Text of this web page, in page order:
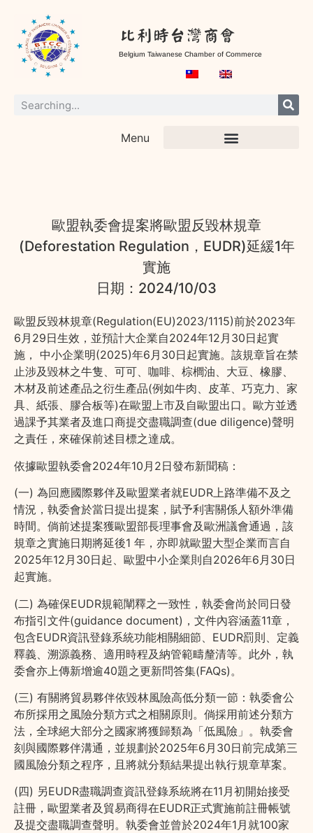
比利時台灣商會
Belgium Taiwanese Chamber of Commerce
Menu
歐盟執委會提案將歐盟反毀林規章
(Deforestation Regulation，EUDR)延緩1年
實施
日期：2024/10/03
歐盟反毀林規章(Regulation(EU)2023/1115)前於2023年
6月29日生效，並預計大企業自2024年12月30日起實
施， 中小企業明(2025)年6月30日起實施。該規章旨在禁
止涉及毀林之牛隻、可可、咖啡、棕櫚油、大豆、橡膠、
木材及前述產品之衍生產品(例如牛肉、皮革、巧克力、家
具、紙張、膠合板等)在歐盟上市及自歐盟出口。歐方並透
過課予其業者及進口商提交盡職調查(due diligence)聲明
之責任，來確保前述目標之達成。
依據歐盟執委會2024年10月2日發布新聞稿：
(一) 為回應國際夥伴及歐盟業者就EUDR上路準備不及之
情況，執委會於當日提出提案，賦予利害關係人額外準備
時間。倘前述提案獲歐盟部長理事會及歐洲議會通過，該
規章之實施日期將延後1 年，亦即就歐盟大型企業而言自
2025年12月30日起、歐盟中小企業則自2026年6月30日
起實施。
(二) 為確保EUDR規範闡釋之一致性，執委會尚於同日發
布指引文件(guidance document)，文件內容涵蓋11章，
包含EUDR資訊登錄系統功能相關細節、EUDR罰則、定義
釋義、溯源義務、適用時程及納管範疇釐清等。此外，執
委會亦上傳新增逾40題之更新問答集(FAQs)。
(三) 有關將貿易夥伴依毀林風險高低分類一節：執委會公
布所採用之風險分類方式之相關原則。倘採用前述分類方
法，全球絕大部分之國家將獲歸類為「低風險」。執委會
刻與國際夥伴溝通，並規劃於2025年6月30日前完成第三
國風險分類之程序，且將就分類結果提出執行規章草案。
(四) 另EUDR盡職調查資訊登錄系統將在11月初開始接受
註冊，歐盟業者及貿易商得在EUDR正式實施前註冊帳號
及提交盡職調查聲明。執委會並曾於2024年1月就100家